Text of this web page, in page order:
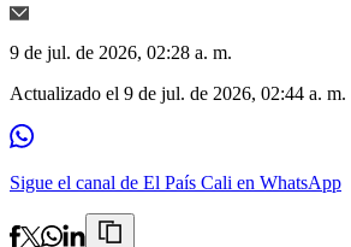
9 de jul. de 2026, 02:28 a. m.
Actualizado el 9 de jul. de 2026, 02:44 a. m.
Sigue el canal de El País Cali en WhatsApp